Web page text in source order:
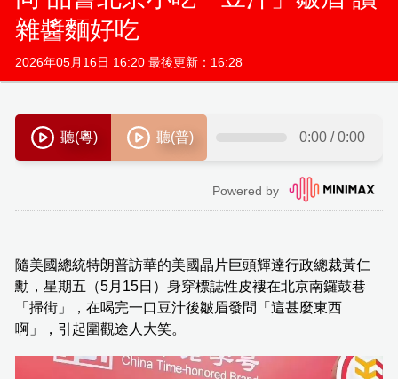
雜醬麵好吃
2026年05月16日 16:20 最後更新：16:28
隨美國總統特朗普訪華的美國晶片巨頭輝達行政總裁黃仁
勳，星期五（5月15日）身穿標誌性皮褸在北京南鑼鼓巷
「掃街」，在喝完一口豆汁後皺眉發問「這甚麼東西
啊」，引起圍觀途人大笑。